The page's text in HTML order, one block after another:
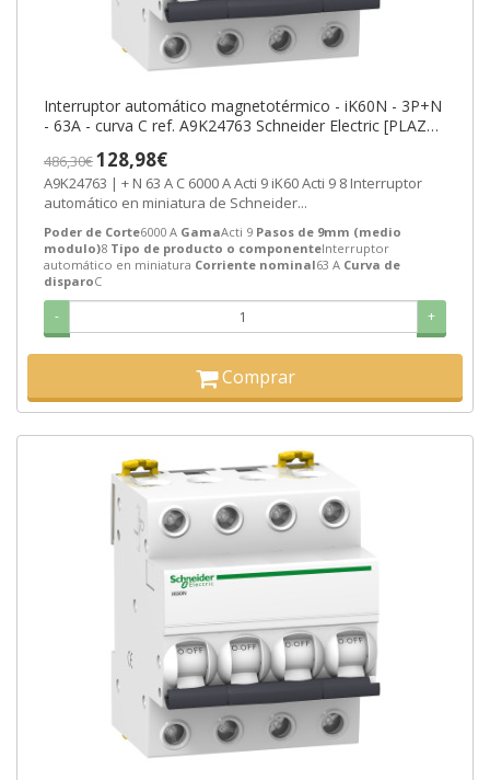
Interruptor automático magnetotérmico - iK60N - 3P+N
- 63A - curva C ref. A9K24763 Schneider Electric [PLAZO
486,30€128,98€
A9K24763 | + N 63 A C 6000 A Acti 9 iK60 Acti 9 8 Interruptor
automático en miniatura de Schneider...
Poder de Corte6000 A GamaActi 9 Pasos de 9mm (medio
modulo)8 Tipo de producto o componenteInterruptor
automático en miniatura Corriente nominal63 A Curva de
disparoC
- +
Comprar